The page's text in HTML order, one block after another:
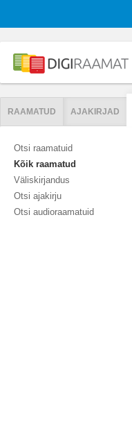
RAAMATUD AJAKIRJAD
Otsi raamatuid
Kõik raamatud
Väliskirjandus
Otsi ajakirju
Otsi audioraamatuid